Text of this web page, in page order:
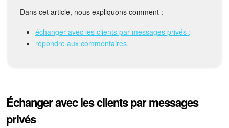
Calendriers
Bitrix24 Drive
Boutique en ligne
Dans cet article, nous expliquons comment :
échanger avec les clients par messages privés ;
répondre aux commentaires.
Échanger avec les clients par messages
privés